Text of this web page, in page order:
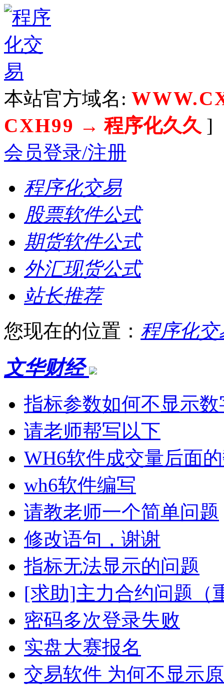
本站官方域名:
CXH99 → 程序化久久 ]
会员登录/注册
程序化交易
股票软件公式
期货软件公式
外汇现货公式
站长推荐
您现在的位置： 程序化交
文华财经
指标参数如何不显示
请老师帮写以下
WH6软件成交量后面
wh6软件编写
请教老师一个简单问题
修改语句，谢谢
指标无法显示的问题
[求助]主力合约问题（
密码多次登录失败
实盘大赛报名
交易软件 为何不显示